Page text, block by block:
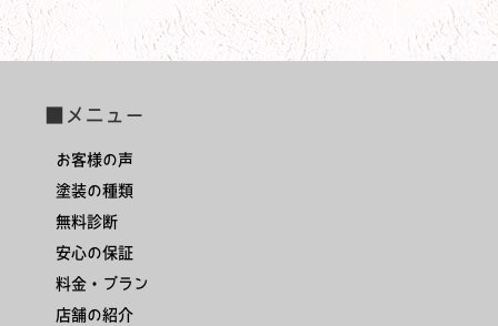
■メニュー
お客様の声
塗装の種類
無料診断
安心の保証
料金・プラン
店舗の紹介